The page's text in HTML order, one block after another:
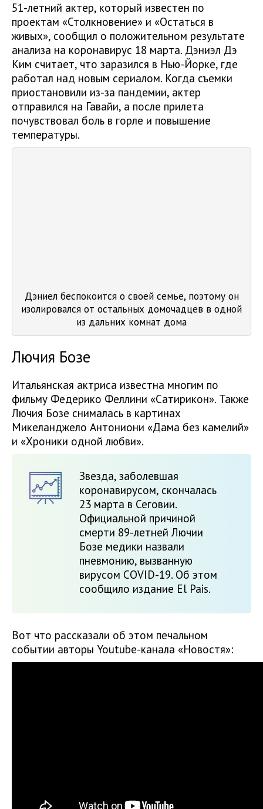
51-летний актер, который известен по
проектам «Столкновение» и «Остаться в
живых», сообщил о положительном результате
анализа на коронавирус 18 марта. Дэниэл Дэ
Ким считает, что заразился в Нью-Йорке, где
работал над новым сериалом. Когда съемки
приостановили из-за пандемии, актер
отправился на Гавайи, а после прилета
почувствовал боль в горле и повышение
температуры.
Дэниел беспокоится о своей семье, поэтому он
изолировался от остальных домочадцев в одной
из дальних комнат дома
Лючия Бозе
Итальянская актриса известна многим по
фильму Федерико Феллини «Сатирикон». Также
Лючия Бозе снималась в картинах
Микеланджело Антониони «Дама без камелий»
и «Хроники одной любви».
Звезда, заболевшая
коронавирусом, скончалась
23 марта в Сеговии.
Официальной причиной
смерти 89-летней Лючии
Бозе медики назвали
пневмонию, вызванную
вирусом COVID-19. Об этом
сообщило издание El Pais.
Вот что рассказали об этом печальном
событии авторы Youtube-канала «Новостя»: